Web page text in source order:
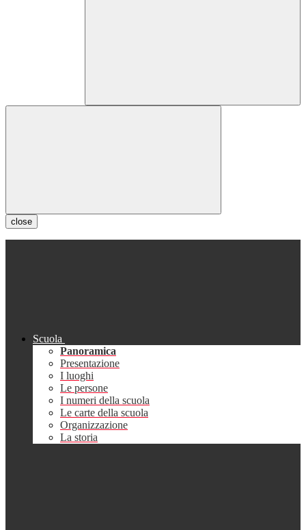
close
Scuola
Panoramica
Presentazione
I luoghi
Le persone
I numeri della scuola
Le carte della scuola
Organizzazione
La storia